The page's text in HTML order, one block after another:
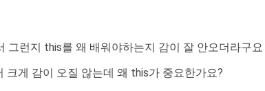
그런지 this를 왜 배워야하는지 감이 잘 안오더라구요
크게 감이 오질 않는데 왜 this가 중요한가요?